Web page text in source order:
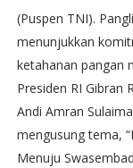
(Puspen TNI).
menunjukkan
ketahanan pangan
Presiden RI Gibran
Andi Amran
mengusung tema,
Menuju